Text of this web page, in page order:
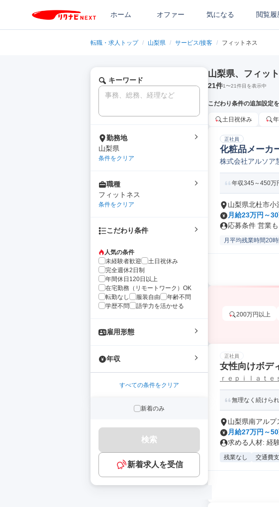
ホーム オファー 気になる 閲覧履
転職・求人トップ / 山梨県 / サービス/接客 / フィットネス
キーワード
勤務地
山梨県
条件をクリア
職種
フィットネス
条件をクリア
こだわり条件
人気の条件
未経験者歓迎
土日祝休み
完全週休2日制
年間休日120日以上
在宅勤務（リモートワーク）OK
転勤なし
服装自由
年齢不問
学歴不問
語学力を活かせる
雇用形態
年収
すべての条件をクリア
新着のみ
検索
新着求人を受信
山梨県、フィッ
21件1〜21件目を表示中
こだわり条件の追加設定
土日祝休み
正社員
化粧品メーカ
株式会社アルソア
年収345～450万
山梨県北杜市小
月給23万円～
応募条件 営業
月平均残業時間20
200万円以上
正社員
女性向けボデ
ｒｅｐｉｌａｔｅ
無理なく続けら
山梨県南アルプ
月給27万円～
求める人材: 経
残業なし 交通費